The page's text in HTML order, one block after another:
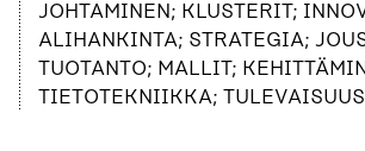
JOHTAMINEN; KLUSTERIT;
ALIHANKINTA; STRATEGIA;
TUOTANTO; MALLIT;
TIETOTEKNIIKKA; TULEVAISUUS